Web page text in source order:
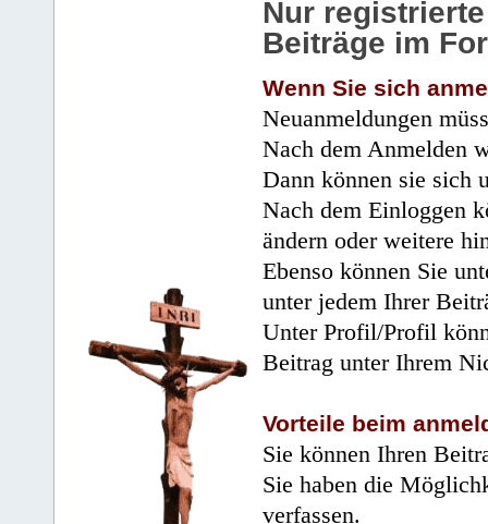
Nur
Beiträge im
Wenn Sie sich
Neuanmeldungen
Nach dem Anmelden
Dann können sie sich
Nach dem Einloggen
ändern oder weitere
Ebenso können Sie
unter jedem Ihrer
Unter Profil/Profil
Beitrag unter Ihrem
Vorteile beim
Sie können Ihren
Sie haben die
verfassen.